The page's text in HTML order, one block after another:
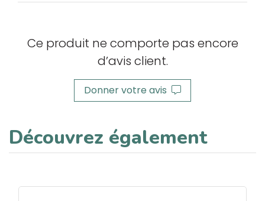
Ce produit ne comporte pas encore
d’avis client.
Donner votre avis
Découvrez également